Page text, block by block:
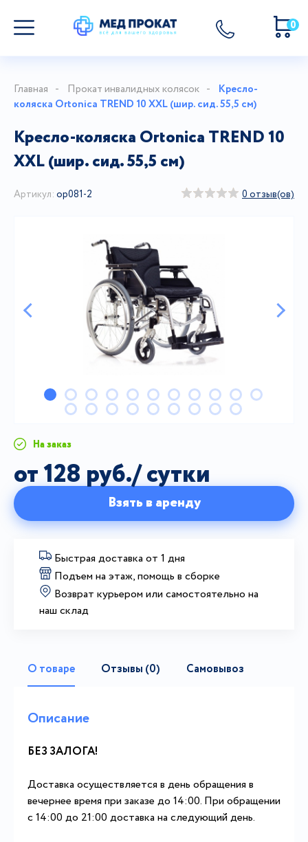
0
Главная Прокат инвалидных колясок
Кресло-
коляска Ortonica TREND 10 XXL (шир. сид. 55,5 см)
Кресло-коляска Ortonica TREND 10
XXL (шир. сид. 55,5 см)
Артикул: ор081-2 0 отзыв(ов)
На заказ
от 128 руб./ сутки
Взять в аренду
Быстрая доставка от 1 дня
Подъем на этаж, помощь в сборке
Возврат курьером или самостоятельно на
наш склад
О товаре Отзывы (0) Самовывоз
Описание
БЕЗ ЗАЛОГА!
Доставка осуществляется в день обращения в
вечернее время при заказе до 14:00. При обращении
с 14:00 до 21:00 доставка на следующий день.